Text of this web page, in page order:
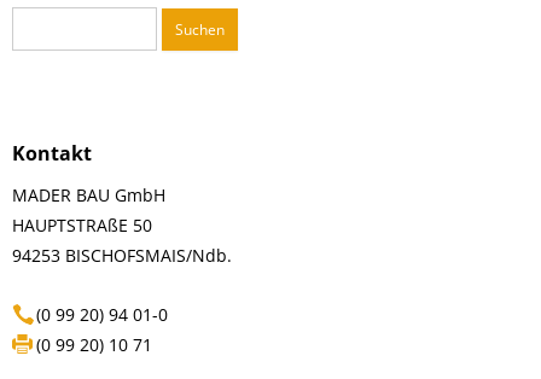
nach:
Kontakt
MADER BAU GmbH
HAUPTSTRAßE 50
94253 BISCHOFSMAIS/Ndb.
(0 99 20) 94 01-0
(0 99 20) 10 71